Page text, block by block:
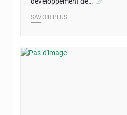
SAVOIR PLUS